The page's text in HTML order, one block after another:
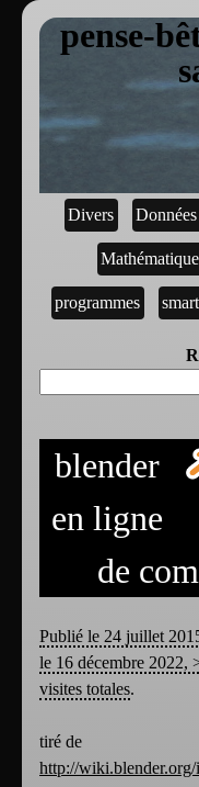
pense-
Divers
programmes
blender
en ligne
de
Publié le 24 juillet
le 16 décembre 2022,
visites totales.
tiré de
http://